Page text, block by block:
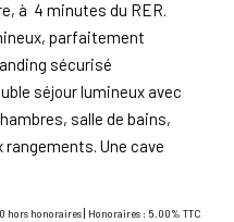
à 4 minutes du RER.
parfaitement
sécurisé
séjour lumineux avec
salle de bains,
Une cave
hors honoraires| Honoraires : 5.00% TTC